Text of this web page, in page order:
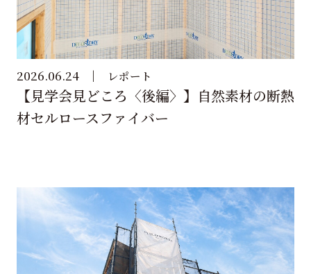
2026.06.24 レポート
【見学会見どころ〈後編〉】自然素材の断熱
材セルロースファイバー